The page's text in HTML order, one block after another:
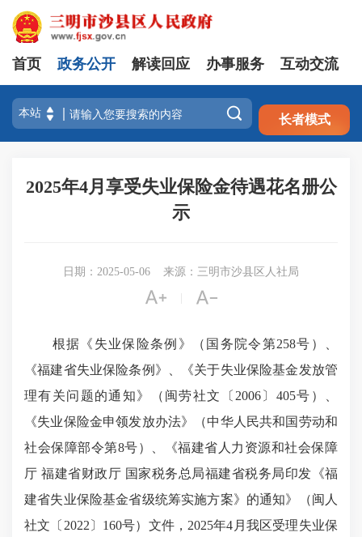
注册 登录
首页 政务公开 解读回应 办事服务 互动交流
 长者模式
2025年4月享受失业保险金待遇花名册公
示
日期：2025-05-06 来源：三明市沙县区人社局
 
根据《失业保险条例》（国务院令第258号）、
《福建省失业保险条例》、《关于失业保险基金发放管
理有关问题的通知》（闽劳社文〔2006〕405号）、
《失业保险金申领发放办法》（中华人民共和国劳动和
社会保障部令第8号）、《福建省人力资源和社会保障
厅 福建省财政厅 国家税务总局福建省税务局印发《福
建省失业保险基金省级统筹实施方案》的通知》（闽人
社文〔2022〕160号）文件，2025年4月我区受理失业保